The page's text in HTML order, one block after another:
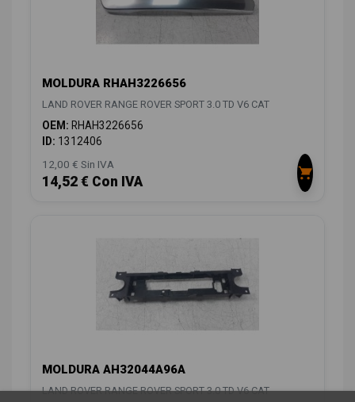
MOLDURA RHAH3226656
LAND ROVER RANGE ROVER SPORT 3.0 TD V6 CAT
OEM: RHAH3226656
ID: 1312406
12,00 € Sin IVA
14,52 € Con IVA
MOLDURA AH32044A96A
LAND ROVER RANGE ROVER SPORT 3.0 TD V6 CAT